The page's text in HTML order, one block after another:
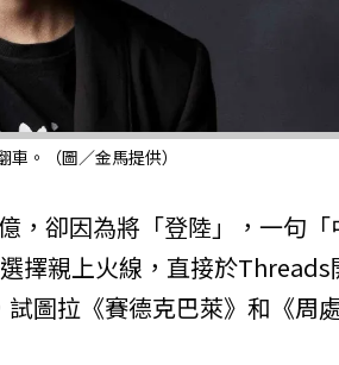
。（圖／金馬提供）
，卻因為將「登陸」，一句「
選擇親上火線，直接於Threads
圖拉《賽德克巴萊》和《周